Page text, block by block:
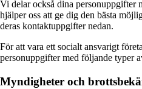
Vi delar också dina personuppgifter
hjälper oss att ge dig den bästa
deras kontaktuppgifter nedan.
För att vara ett socialt ansvarigt
personuppgifter med följande typer
Myndigheter och